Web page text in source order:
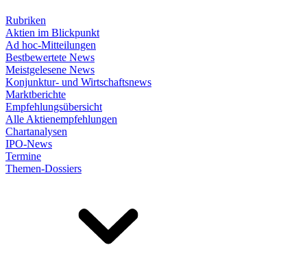
Rubriken
Aktien im Blickpunkt
Ad hoc-Mitteilungen
Bestbewertete News
Meistgelesene News
Konjunktur- und Wirtschaftsnews
Marktberichte
Empfehlungsübersicht
Alle Aktienempfehlungen
Chartanalysen
IPO-News
Termine
Themen-Dossiers